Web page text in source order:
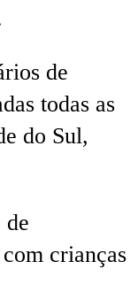
de
todas as
do Sul,
de
crianças